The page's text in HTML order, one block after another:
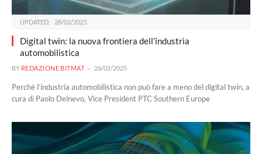
UPDATED: 28/02/2025
Digital twin: la nuova frontiera dell’industria
automobilistica
BY REDAZIONE BITMAT 26/02/2025
Perché l’industria automobilistica non può fare a meno del digital twin, a
cura di Paolo Delnevo, Vice President PTC Southern Europe